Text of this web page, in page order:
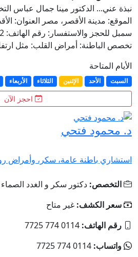
نبذة عني... الدكتور مينا جمال عباس
الموقع: مدينة الأقصر، مصر العنوان:
تخصص الباطنة: أمراض القلب: مثل
الأيام المتاحة
السبت الأحد الإثنين الثلاثاء الأربعاء
احجز الآن
د. محمود فتحي
استشاري باطنة عامة، سكر، وأمراض
التخصص: دكتور سكر و الغدد الصماء
سعر الكشف: غير متاح
رقم الهاتف: 0114 774 7725
واتساب: 0114 774 7725